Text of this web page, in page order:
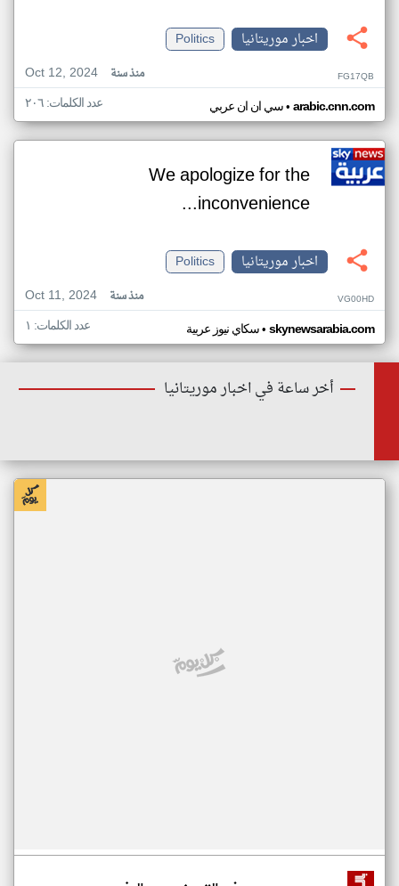
اخبار موريتانيا
Politics
Oct 12, 2024
منذ سنة FG17QB
سي ان ان عربي• arabic.cnn.com عدد الكلمات: ٢٠٦
We apologize for the
inconvenience...
اخبار موريتانيا
Politics
Oct 11, 2024
منذ سنة VG00HD
سكاي نيوز عربية• skynewsarabia.com عدد الكلمات: ١
أخر ساعة في اخبار موريتانيا